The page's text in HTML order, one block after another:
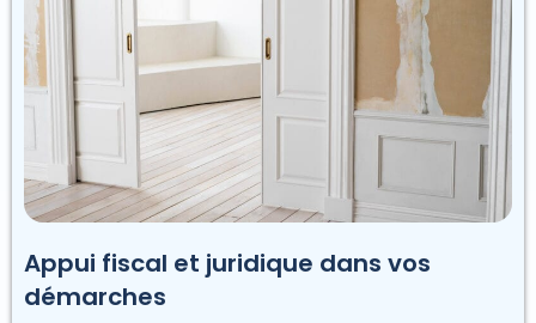
Appui fiscal et juridique dans vos
démarches